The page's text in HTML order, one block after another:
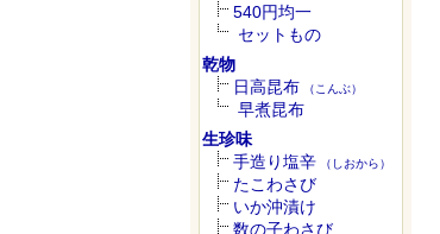
540円均一
セットもの
乾物
日高昆布 （こんぶ）
早煮昆布
生珍味
手造り塩辛 （しおから）
たこわさび
いか沖漬け
数の子わさび